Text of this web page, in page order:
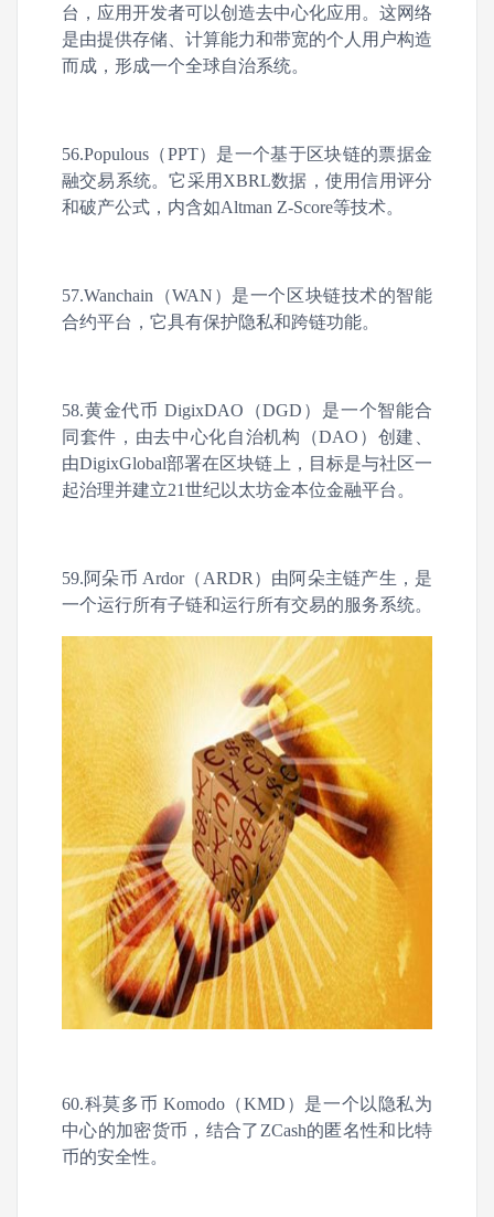
台，应用开发者可以创造去中心化应用。这网络
是由提供存储、计算能力和带宽的个人用户构造
而成，形成一个全球自治系统。
56.Populous（PPT）是一个基于区块链的票据金
融交易系统。它采用XBRL数据，使用信用评分
和破产公式，内含如Altman Z-Score等技术。
57.Wanchain（WAN）是一个区块链技术的智能
合约平台，它具有保护隐私和跨链功能。
58.黄金代币 DigixDAO（DGD）是一个智能合
同套件，由去中心化自治机构（DAO）创建、
由DigixGlobal部署在区块链上，目标是与社区一
起治理并建立21世纪以太坊金本位金融平台。
59.阿朵币 Ardor（ARDR）由阿朵主链产生，是
一个运行所有子链和运行所有交易的服务系统。
60.科莫多币 Komodo（KMD）是一个以隐私为
中心的加密货币，结合了ZCash的匿名性和比特
币的安全性。